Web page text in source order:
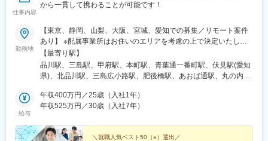
仕事内容
から一貫して携わることが可能です！
勤務地
【東京、静岡、山梨、大阪、宮城、愛知での募集／リモート案件
あり】 ※配属事業所はお住いのエリアを考慮の上で決定いたしま
す。 ※U・Iターン歓迎／転勤検討時にはご本人希望も考慮しま
す。 ■本社：東京都港区港南2-16-3 品川グランドセントラルタワ
ー ■各事業所 東京、静岡、山梨、大阪、宮城、愛知
【最寄り駅】
品川駅、三島駅、甲府駅、本町駅、青葉通一番町駅、伏見駅(愛知
県)、北品川駅、三島広小路駅、肥後橋駅、あおば通駅、丸の内駅
給与
年収400万円／25歳（入社1年）
年収525万円／30歳（入社7年）
＼就職人気ベスト50（※）選出／